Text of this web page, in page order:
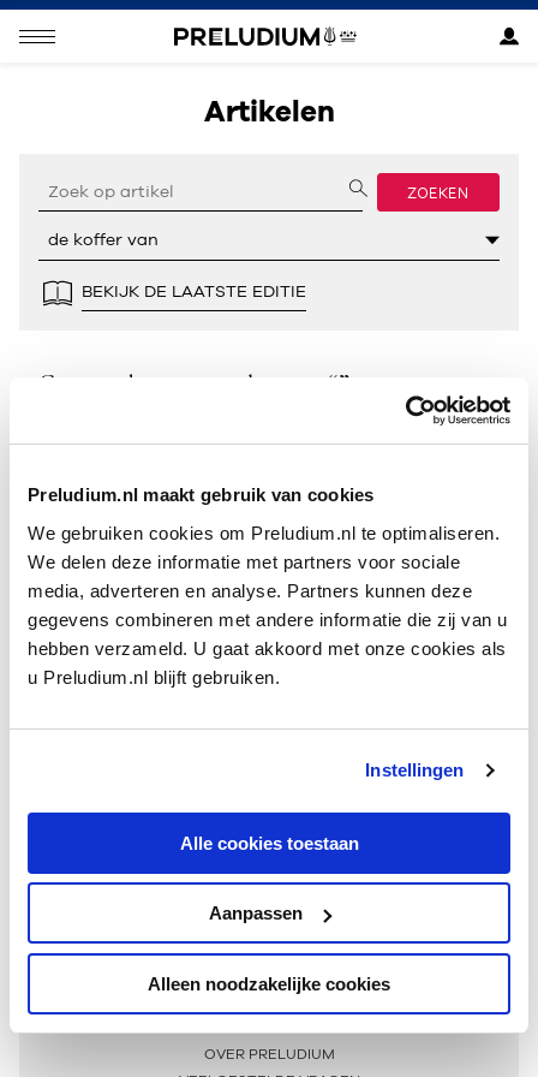
Preludium.nl maakt gebruik van cookies
We gebruiken cookies om Preludium.nl te optimaliseren.
We delen deze informatie met partners voor sociale
media, adverteren en analyse. Partners kunnen deze
gegevens combineren met andere informatie die zij van u
hebben verzameld. U gaat akkoord met onze cookies als
u Preludium.nl blijft gebruiken.
Instellingen
Alle cookies toestaan
Aanpassen
Alleen noodzakelijke cookies
Artikelen
ZOEKEN
BEKIJK DE LAATSTE EDITIE
Geen resultaten gevonden voor “”.
Meer informatie
OVER PRELUDIUM